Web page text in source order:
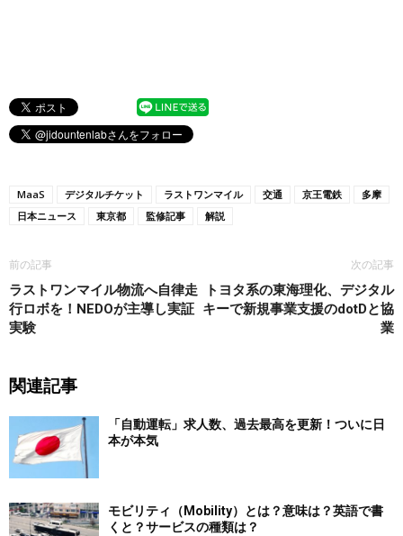
MaaS デジタルチケット ラストワンマイル 交通 京王電鉄
多摩
日本ニュース
東京都 監修記事 解説
前の記事
ラストワンマイル物流へ自律走
行ロボを！NEDOが主導し実証
実験
次の記事
トヨタ系の東海理化、デジタル
キーで新規事業支援のdotDと協
業
関連記事
「自動運転」求人数、過去最高を更新！ついに日
本が本気
モビリティ（Mobility）とは？意味は？英語で書
くと？サービスの種類は？